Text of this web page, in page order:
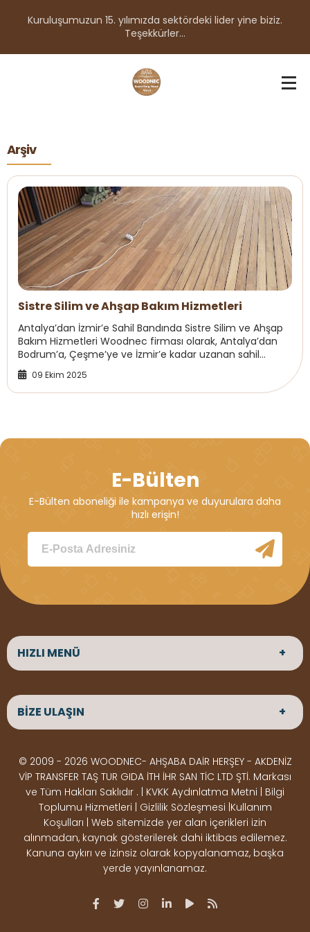
Kuruluşumuzun 15. yılımızda sektördeki lider yine biziz.
Teşekkürler...
Arşiv
Sistre Silim ve Ahşap Bakım Hizmetleri
Antalya’dan İzmir’e Sahil Bandında Sistre Silim ve Ahşap
Bakım Hizmetleri Woodnec firması olarak, Antalya’dan
Bodrum’a, Çeşme’ye ve İzmir’e kadar uzanan sahil
bandında profesyonel sistre silim, ahşap ...
09 Ekim 2025
E-Bülten
E-Bülten aboneliği ile kampanya ve duyurulara daha
hızlı erişin!
HIZLI MENÜ
ANASAYFA
HAKKIMIZDA
ÜRÜNLER
Çeşitlerimiz
Çeşitlerimiz
Kereste
Çeşitlerimiz
Ahşap
Pergole
Ürünler
Deck Montaj
Ahşap
Dekorasyon
OSB,
BİZE ULAŞIN
BİZE ULAŞIN
Altınkale mah Osmangazi cad. no 355 Döşemealtı
Antalya
ÇALIŞMA SAATLERİ
Hafta içi : Haftaiçi 09:00 - 18:00
Hafta sonu : Cumartesi 10:00 - 15:00
İLETİŞİM
© 2009 - 2026 WOODNEC- AHŞABA DAİR HERŞEY - AKDENİZ
VİP TRANSFER TAŞ TUR GIDA İTH İHR SAN TİC LTD ŞTİ. Markası
ve Tüm Hakları Saklıdır . | KVKK Aydınlatma Metni | Bilgi
Toplumu Hizmetleri | Gizlilik Sözleşmesi |Kullanım
Koşulları | Web sitemizde yer alan içerikleri izin
alınmadan, kaynak gösterilerek dahi iktibas edilemez.
Kanuna aykırı ve izinsiz olarak kopyalanamaz, başka
yerde yayınlanamaz.